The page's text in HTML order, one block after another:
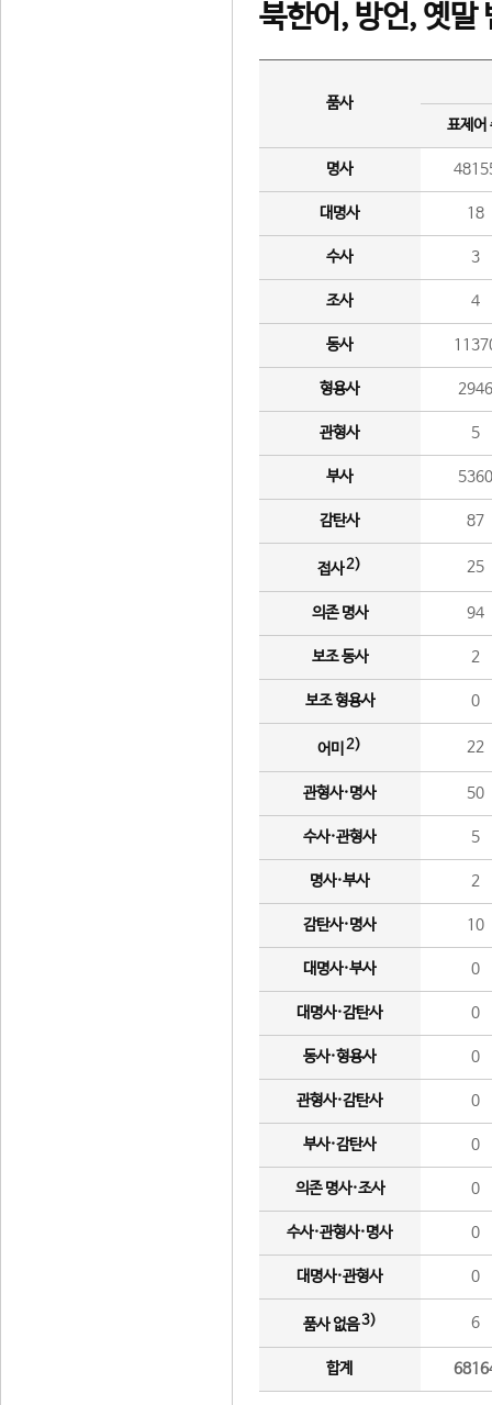
북한어, 방언, 옛말
품사
표제어
명사
대명사 18
수사 3
조사 4
동사
형용사 2946
관형사 5
부사 5360
감탄사 87
접사2) 25
의존 명사 94
보조 동사 2
보조 형용사 0
어미 2) 22
관형사·명사 50
수사·관형사 5
명사·부사 2
감탄사·명사 10
대명사·부사 0
대명사·감탄사 0
동사·형용사 0
관형사·감탄사 0
부사·감탄사 0
의존 명사·조사 0
수사·관형사·명사 0
대명사·관형사 0
품사 없음3) 6
합계